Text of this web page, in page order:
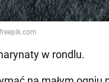
w rondlu.